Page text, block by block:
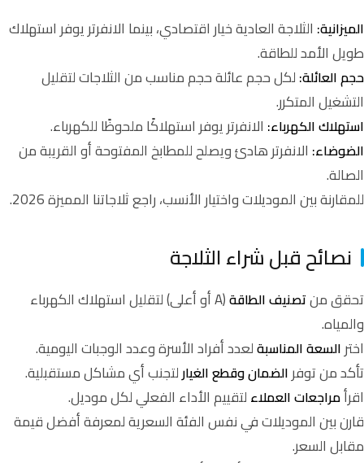
الميزانية: الثلاجة العادية خيار اقتصادي، بينما الانفرتر يوفر استهلاك
طويل الأمد للطاقة.
حجم العائلة: لكل حجم عائلة حجم مناسب من الثلاجات لتقليل
التشغيل المتكرر.
استهلاك الكهرباء: الانفرتر يوفر استهلاكًا ملحوظًا للكهرباء.
الضوضاء: الانفرتر هادئ ويصلح للمطابخ المفتوحة أو القريبة من
الصالة.
للمقارنة بين الموديلات واختيار الأنسب، راجع ثلاجاتنا المميزة 2026.
نصائح قبل شراء الثلاجة
تحقق منتصنيف الطاقة
(A أو أعلى) لتقليل استهلاك الكهرباء
والمياه.
اخترالسعة المناسبةلعدد أفراد الأسرة وعدد الوجبات اليومية.
تأكد من توفرالضمان وقطع الغيارلتجنب أي مشاكل مستقبلية.
اقرأمراجعات العملاء لتقييم الأداء الفعلي لكل موديل.
قارن بين الموديلات في نفس الفئة السعرية لمعرفة أفضل قيمة
مقابل السعر.